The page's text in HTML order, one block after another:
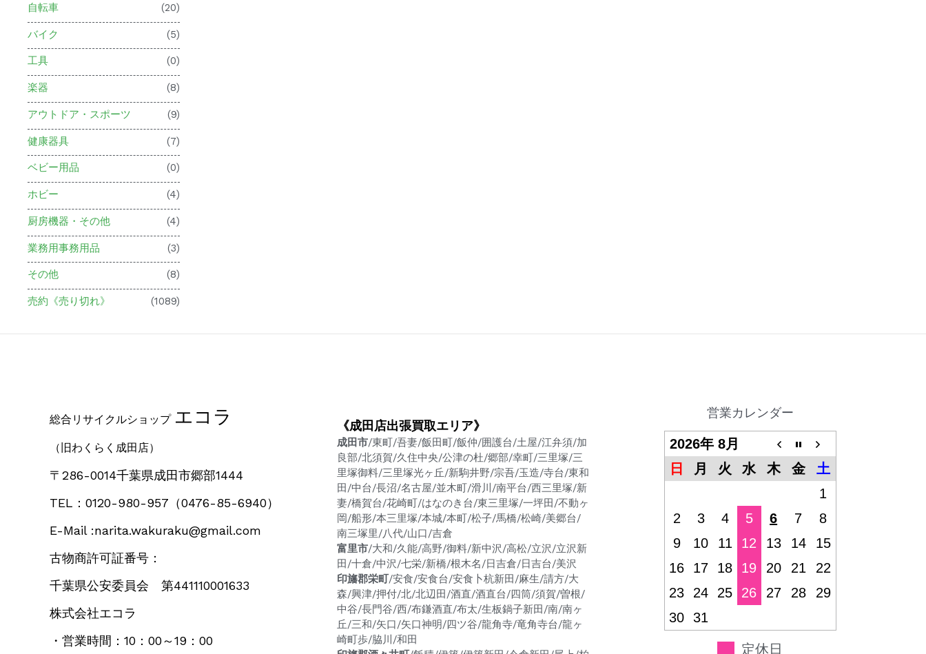
自転車 (20)
バイク (5)
工具 (0)
楽器 (8)
アウトドア・スポーツ (9)
健康器具 (7)
ベビー用品 (0)
ホビー (4)
厨房機器・その他 (4)
業務用事務用品 (3)
その他 (8)
売約《売り切れ》 (1089)
総合リサイクルショップ エコラ
（旧わくらく成田店）
〒286-0014千葉県成田市郷部1444
TEL：0120-980-957 （0476-85-6940）
E-Mail :narita.wakuraku@gmail.com
古物商許可証番号：
千葉県公安委員会 第441110001633
株式会社エコラ
・営業時間：10：00～19：00
《成田店出張買取エリア》
成田市/東町/吾妻/飯田町/飯仲/囲護台/土屋/江弁須/加
良部/北須賀/久住中央/公津の杜/郷部/幸町/三里塚/三
里塚御料/三里塚光ヶ丘/新駒井野/宗吾/玉造/寺台/東和
田/中台/長沼/名古屋/並木町/滑川/南平台/西三里塚/新
妻/橋賀台/花崎町/はなのき台/東三里塚/一坪田/不動ヶ
岡/船形/本三里塚/本城/本町/松子/馬橋/松崎/美郷台/
南三塚里/八代/山口/吉倉
富里市/大和/久能/高野/御料/新中沢/高松/立沢/立沢新
田/十倉/中沢/七栄/新橋/根木名/日吉倉/日吉台/美沢
印旛郡栄町/安食/安食台/安食卜杭新田/麻生/請方/大
森/興津/押付/北/北辺田/酒直/酒直台/四筒/須賀/曽根/
中谷/長門谷/西/布鎌酒直/布太/生板鍋子新田/南/南ヶ
丘/三和/矢口/矢口神明/四ツ谷/龍角寺/竜角寺台/龍ヶ
崎町歩/脇川/和田
営業カレンダー
2026年 8月
日
月 火 水 木 金
土
1
2
3 4 5 6 7
8
9
10 11 12 13 14
15
16
17 18 19 20 21
22
23
24 25 26 27 28
29
30 31
定休日